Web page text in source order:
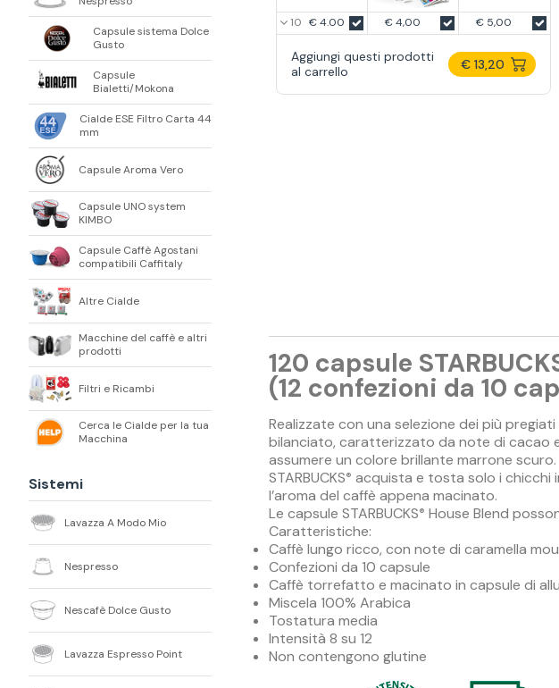
Capsule sistema Dolce
Gusto
Capsule
Bialetti/Mokona
Cialde ESE Filtro Carta 44
mm
Capsule Aroma Vero
Capsule UNO system
KIMBO
Capsule Caffè Agostani
compatibili Caffitaly
Altre Cialde
Macchine del caffè e altri
prodotti
Filtri e Ricambi
Cerca le Cialde per la tua
Macchina
Sistemi
Lavazza A Modo Mio
Nespresso
Nescafè Dolce Gusto
Lavazza Espresso Point
€ 4.00 € 4,00 € 5,00
Aggiungi questi prodotti
al carrello
€ 13,20
120 capsule
(12 confezioni da 10
Realizzate con una selezione dei più
bilanciato, caratterizzato da note di cacao
assumere un colore brillante marrone scuro.
STARBUCKS® acquista e tosta solo i chicchi
l’aroma del caffè appena macinato.
Le capsule STARBUCKS® House Blend
Caratteristiche:
Caffè lungo ricco, con note di caramella mou
Confezioni da 10 capsule
Caffè torrefatto e macinato in capsule di
Miscela 100% Arabica
Tostatura media
Intensità 8 su 12
Non contengono glutine